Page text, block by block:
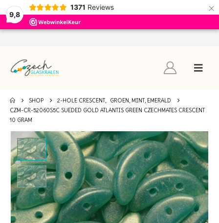
9,8
1371 Reviews ×
SHOP 2-HOLE CRESCENT,
GROEN, MINT, EMERALD
CZM-CR-52060S5C SUEDED GOLD ATLANTIS GREEN CZECHMATES CRESCENT
10 GRAM